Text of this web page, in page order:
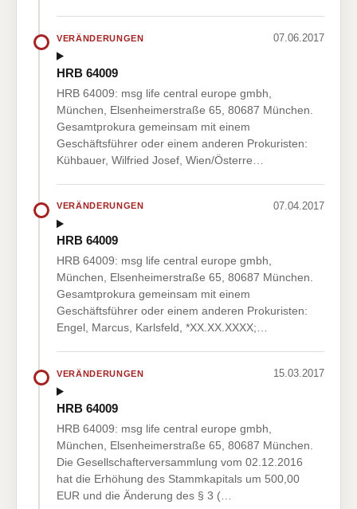
VERÄNDERUNGEN 07.06.2017
HRB 64009
HRB 64009: msg life central europe gmbh,
München, Elsenheimerstraße 65, 80687 München.
Gesamtprokura gemeinsam mit einem
Geschäftsführer oder einem anderen Prokuristen:
Kühbauer, Wilfried Josef, Wien/Österre…
VERÄNDERUNGEN 07.04.2017
HRB 64009
HRB 64009: msg life central europe gmbh,
München, Elsenheimerstraße 65, 80687 München.
Gesamtprokura gemeinsam mit einem
Geschäftsführer oder einem anderen Prokuristen:
Engel, Marcus, Karlsfeld, *XX.XX.XXXX;…
VERÄNDERUNGEN 15.03.2017
HRB 64009
HRB 64009: msg life central europe gmbh,
München, Elsenheimerstraße 65, 80687 München.
Die Gesellschafterversammlung vom 02.12.2016
hat die Erhöhung des Stammkapitals um 500,00
EUR und die Änderung des § 3 (…